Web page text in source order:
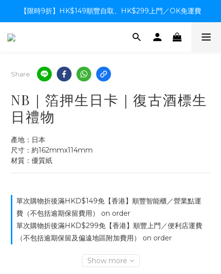
【限時9折】HK$149順豐自取、HK$299上門／OK免運費
【限時9折】HK$149順豐自取、HK$299上門／OK免運費
支付系統升級中，暫停信用卡支付至8月中，造成不便感謝諒解
Share
NB｜箔押生日卡｜復古酒標生
日禮物
產地：日本
尺寸：約162mmx114mm
材質：優質紙
單次購物折後滿HKD$149免【香港】順豐智能櫃／營業點運
費（不包括逾期保留費用） on order
單次購物折後滿HKD$299免【香港】順豐上門／便利店運費
（不包括逾期保留及偏遠地區附加費用） on order
Show more